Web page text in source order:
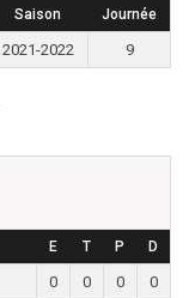
Saison Journée
2021-2022 9
E T P D
0 0 0
0